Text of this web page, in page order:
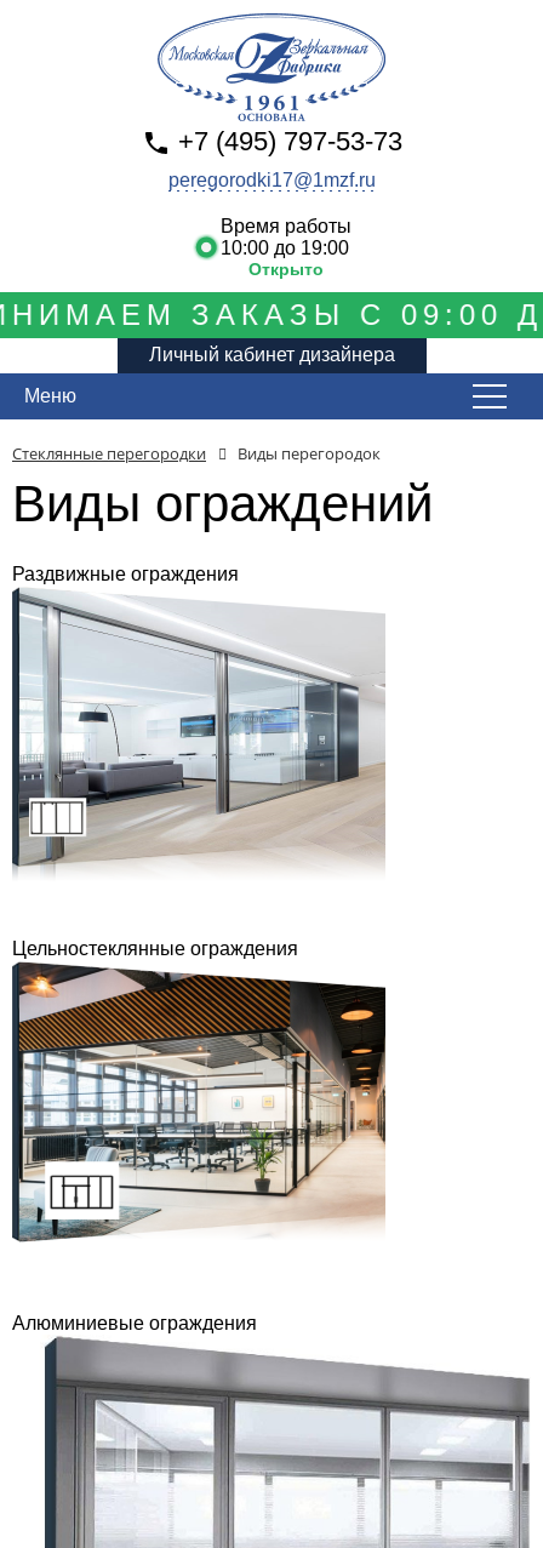
ЗАКАЗЫ С 09:00 ДО
Личный кабинет дизайнера
Время работы
10:00 до 19:00
Открыто
+7 (495) 797-53-73
peregorodki17@1mzf.ru
Меню
Стеклянные перегородки Виды перегородок
Виды ограждений
Раздвижные ограждения
Цельностеклянные ограждения
Алюминиевые ограждения